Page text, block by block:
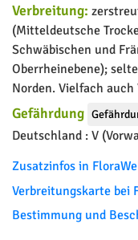
Verbreitung:
(Mitteldeutsche
Schwäbischen und
Oberrheinebene);
Norden. Vielfach
Gefährdung
Deutschland : V
Zusatzinfos in
Verbreitungskarte bei
Bestimmung und